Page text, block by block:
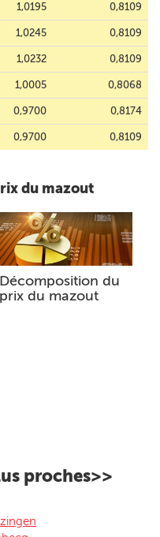
1,0195 0,8109
1,0245 0,8109
1,0232 0,8109
1,0005 0,8068
0,9700 0,8174
0,9700 0,8109
du mazout
Décomposition du
prix du mazout
proches>>